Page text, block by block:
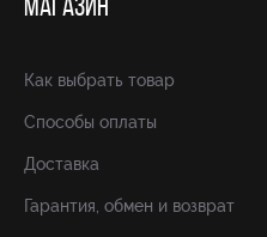
МАГАЗИН
Как выбрать товар
Способы оплаты
Доставка
Гарантия, обмен и возврат